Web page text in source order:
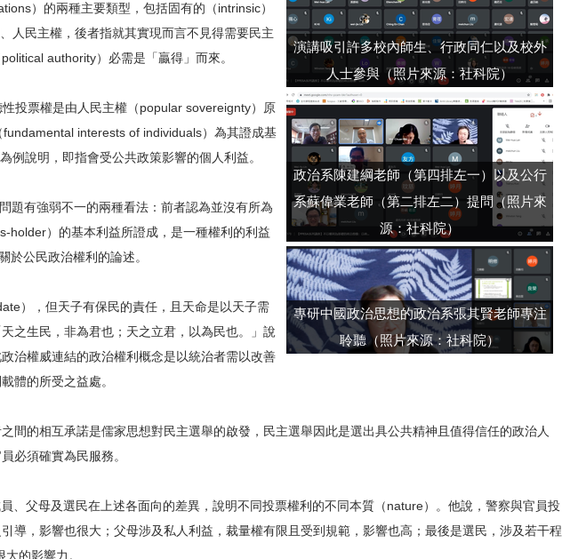
演講吸引許多校內師生、行政同仁以及校外
人士參與（照片來源：社科院）
政治系陳建綱老師（第四排左一）以及公行
系蘇偉業老師（第二排左二）提問（照片來
源：社科院）
專研中國政治思想的政治系張其賢老師專注
聆聽（照片來源：社科院）
）的兩種主要類型，包括固有的（intrinsic）
人民主權，後者指就其實現而言不見得需要民主
authority）必需是「贏得」而來。
投票權是由人民主權（popular sovereignty）原
interests of individuals）為其證成基
說明，即指會受公共政策影響的個人利益。
題有強弱不一的兩種看法：前者認為並沒有所為
holder）的基本利益所證成，是一種權利的利益
公民政治權利的論述。
），但天子有保民的責任，且天命是以天子需
之生民，非為君也；天之立君，以為民也。」說
治權威連結的政治權利概念是以統治者需以改善
體的所受之益處。
的相互承諾是儒家思想對民主選舉的啟發，民主選舉因此是選出具公共精神且值得信任的政治人
必須確實為民服務。
父母及選民在上述各面向的差異，說明不同投票權利的不同本質（nature）。他說，警察與官員投
，影響也很大；父母涉及私人利益，裁量權有限且受到規範，影響也高；最後是選民，涉及若干程
的影響力。